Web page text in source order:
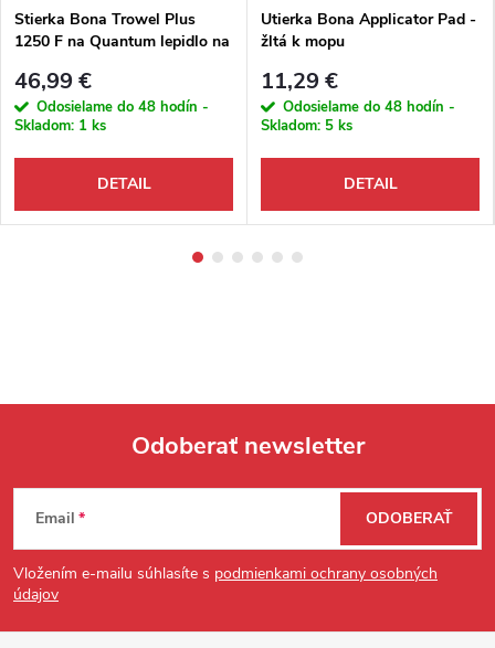
Stierka Bona Trowel Plus
1250 F na Quantum lepidlo na
46,99 €
Odosielame do 48 hodín -
Skladom: 1 ks
DETAIL
Utierka Bona Applicator Pad -
žltá k mopu
11,29 €
Odosielame do 48 hodín -
Skladom: 5 ks
DETAIL
Zápätie
Odoberať newsletter
Email
Vložením e-mailu súhlasíte s podmienkami ochrany osobných
údajov
ODOBERAŤ